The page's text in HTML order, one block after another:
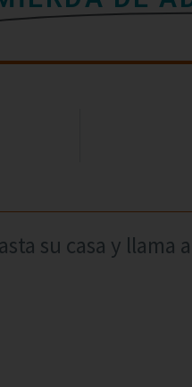
su casa y llama